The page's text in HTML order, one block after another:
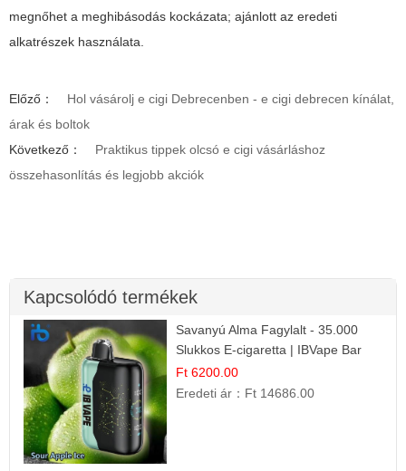
megnőhet a meghibásodás kockázata; ajánlott az eredeti
alkatrészek használata.
Előző：
Hol vásárolj e cigi Debrecenben - e cigi debrecen kínálat,
árak és boltok
Következő：
Praktikus tippek olcsó e cigi vásárláshoz
összehasonlítás és legjobb akciók
Kapcsolódó termékek
Savanyú Alma Fagylalt - 35.000
Slukkos E-cigaretta | IBVape Bar
Ft 6200.00
Eredeti ár： Ft 14686.00